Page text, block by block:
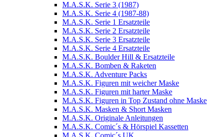
M.A.S.K. Serie 3 (1987)
M.A.S.K. Serie 4 (1987-88)
M.A.S.K. Serie 1 Ersatzteile
M.A.S.K. Serie 2 Ersatzteile
M.A.S.K. Serie 3 Ersatzteile
M.A.S.K. Serie 4 Ersatzteile
M.A.S.K. Boulder Hill & Ersatzteile
M.A.S.K. Bomben & Raketen
M.A.S.K. Adventure Packs
M.A.S.K. Figuren mit weicher Maske
M.A.S.K. Figuren mit harter Maske
M.A.S.K. Figuren in Top Zustand ohne Maske
M.A.S.K. Masken & Short Masken
M.A.S.K. Originale Anleitungen
M.A.S.K. Comic´s & Hörspiel Kassetten
M.A.S.K. Comic´s UK